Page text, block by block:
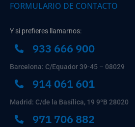
FORMULARIO DE CONTACTO
Y si prefieres llamarnos:
933 666 900
Barcelona: C/Equador 39-45 – 08029
914 061 601
Madrid: C/de la Basílica, 19 9ºB 28020
971 706 882